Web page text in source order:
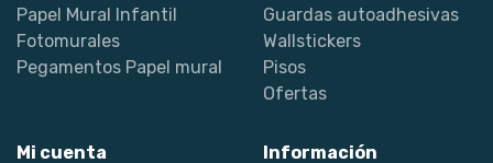
Papel Mural Infantil
Fotomurales
Pegamentos Papel mural
Guardas autoadhesivas
Wallstickers
Pisos
Ofertas
Mi cuenta
Información